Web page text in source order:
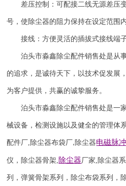
差压控制：可配接二线无源差压
号，使除尘器的阻力保持在设定范围
接线：方便灵活的插拔式接线端子
泊头市淼鑫除尘配件销售处是从
的追求，是诚待天下，以技术促发展
为客户提供，共赢的诚挚服务。
泊头市淼鑫除尘配件销售处是一
械设备，检测设施以及健全的管理体
配件厂, 除尘器布袋厂, 除尘器电磁脉
仪 ， 除尘器骨架,除尘器厂家, 除尘器系
列，弹簧骨架系列，除尘布袋系列，